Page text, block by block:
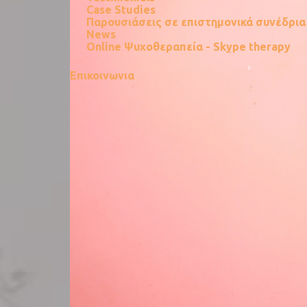
Case Studies
Παρουσιάσεις σε επιστημονικά συνέδρια
News
Online Ψυχοθεραπεία - Skype therapy
Επικοινωνια